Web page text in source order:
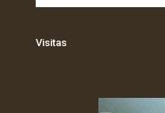
Visitas